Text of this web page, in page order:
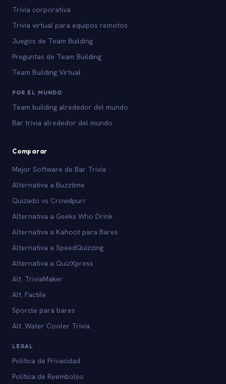
Trivia corporativa
Trivia virtual para equipos remotos
Juegos de Team Building
Preguntas de Team Building
Team Building Virtual
POR EL MUNDO
Team building alrededor del mundo
Bar trivia alrededor del mundo
Comparar
Mejor Software de Bar Trivia
Alternativa a Buzztime
Quizado vs Crowdpurr
Alternativa a Geeks Who Drink
Alternativa a Kahoot para Bares
Alternativa a SpeedQuizzing
Alternativa a QuizXpress
Alt. TriviaMaker
Alt. Factile
Sporcle para bares
Alt. Water Cooler Trivia
LEGAL
Politica de Privacidad
Politica de Reembolso